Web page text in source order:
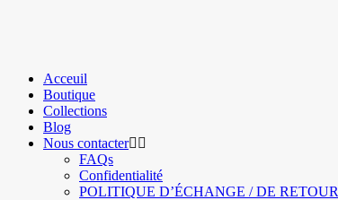
Acceuil
Boutique
Collections
Blog
Nous contacter
FAQs
Confidentialité
POLITIQUE D’ÉCHANGE / DE RETOUR